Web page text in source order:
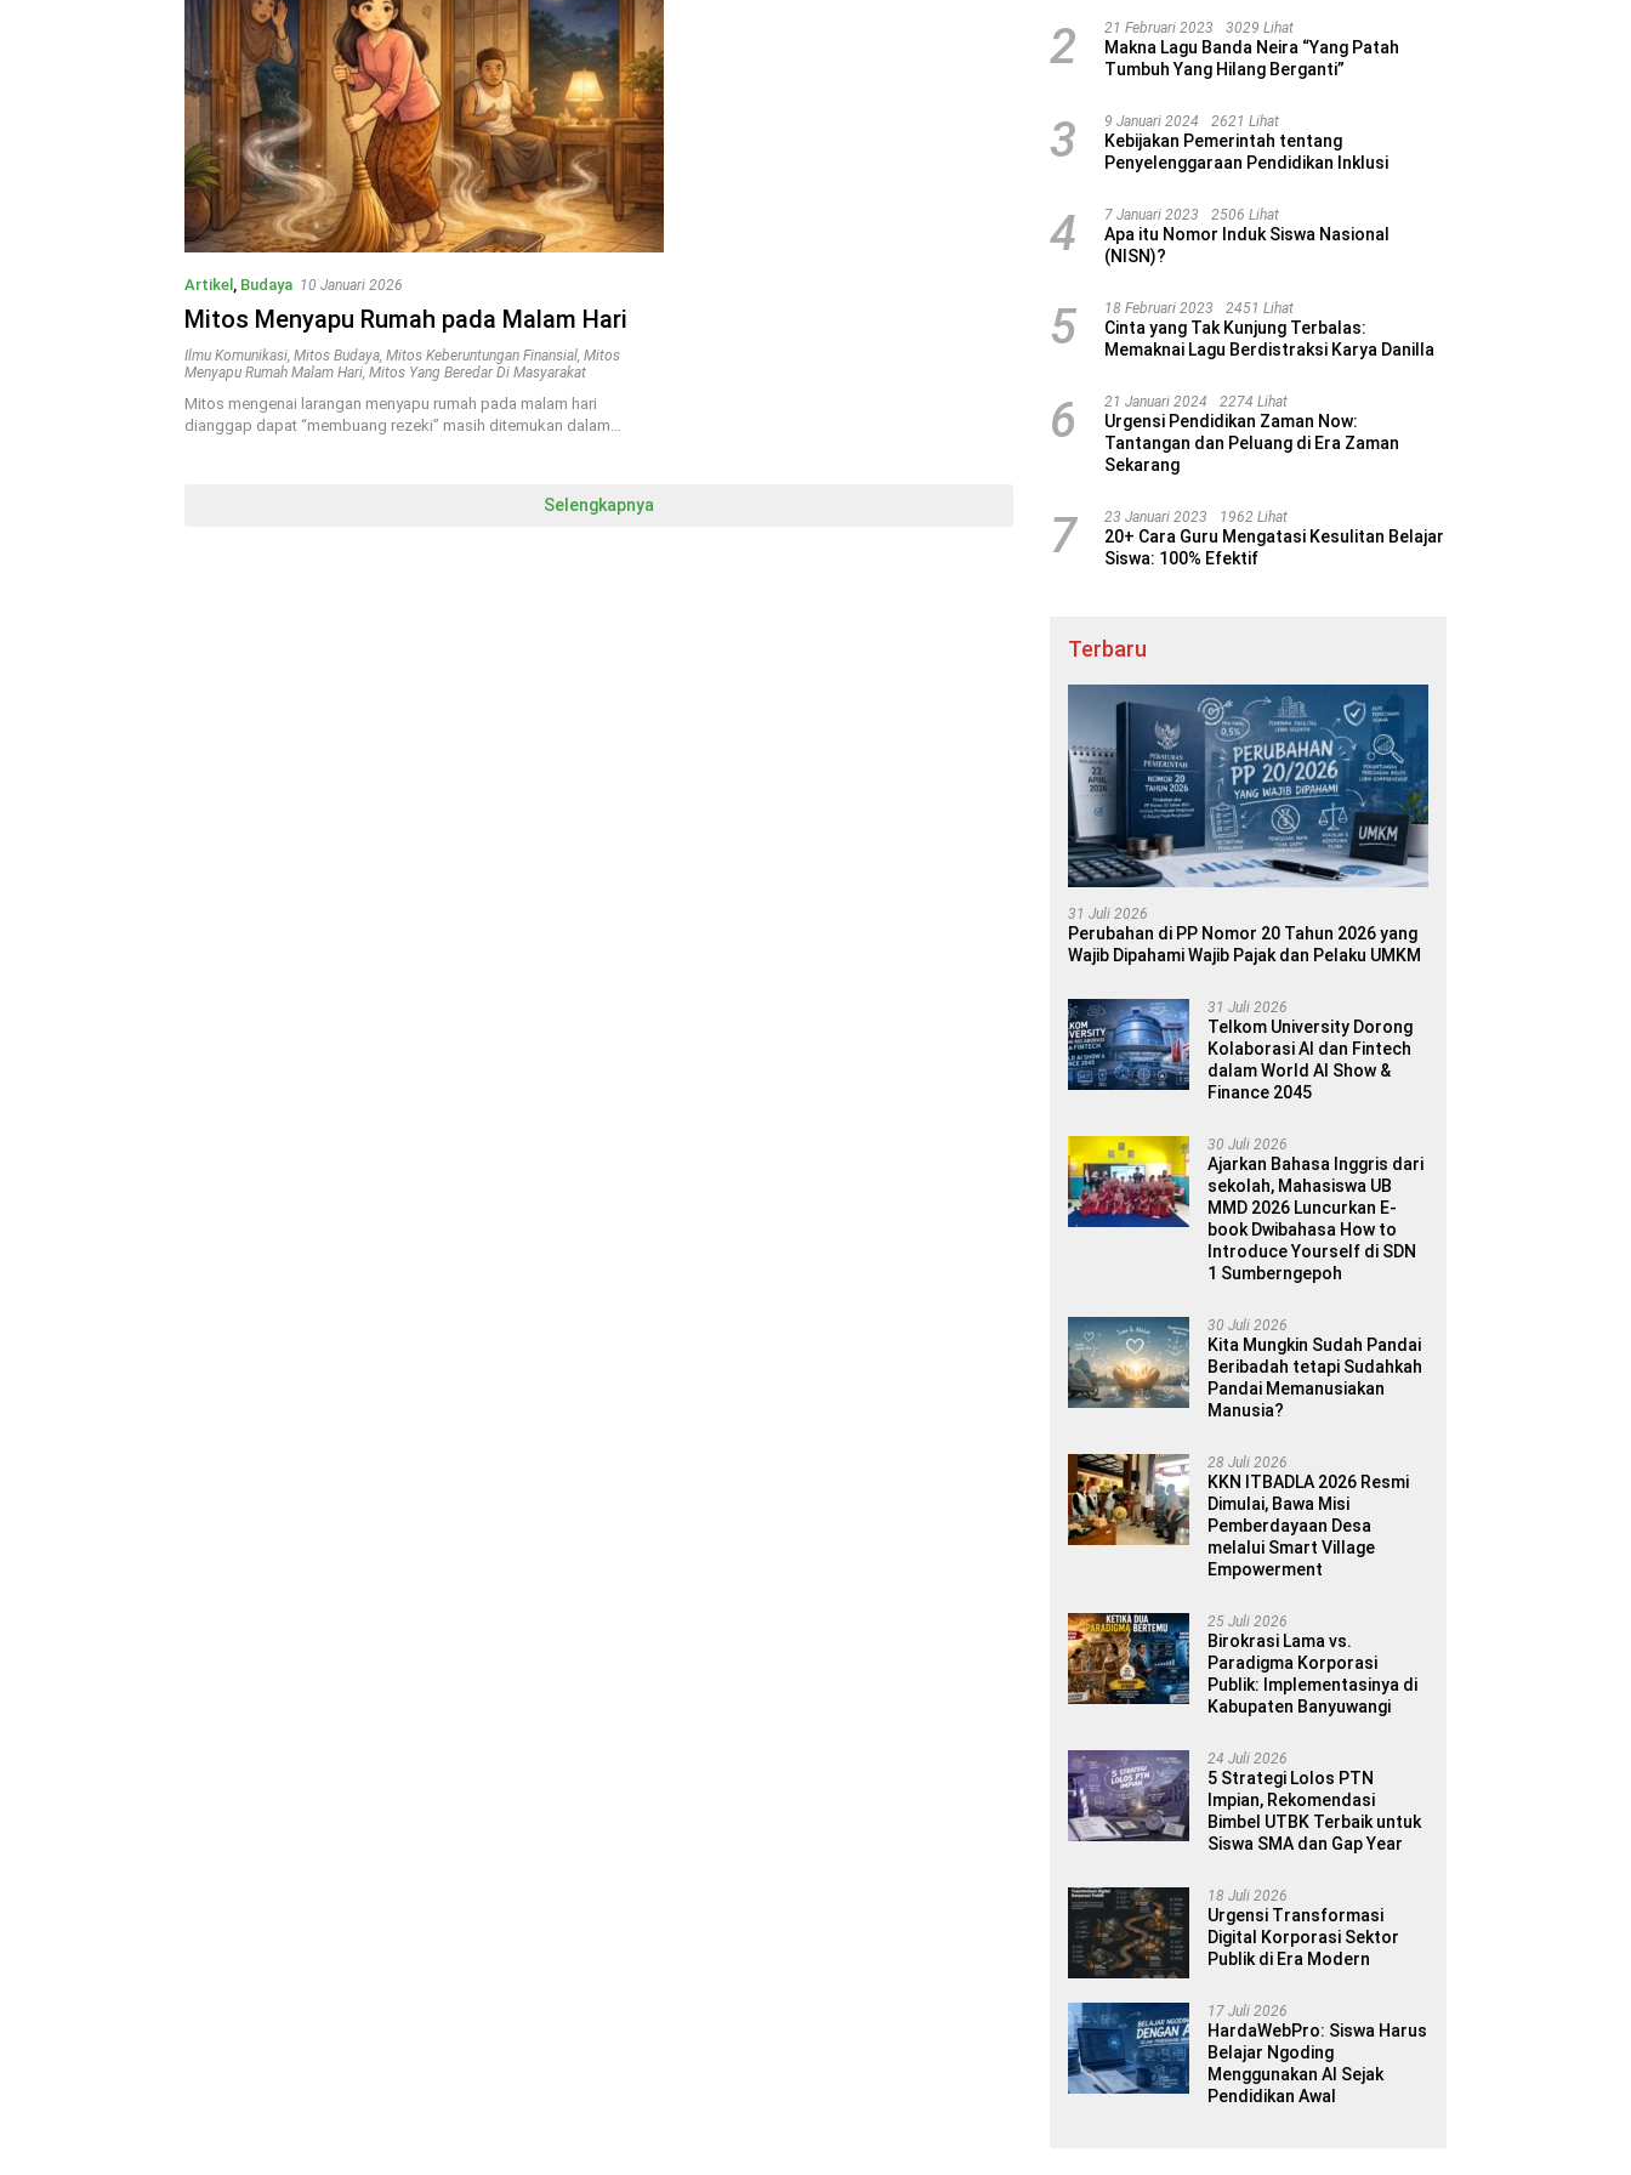
Artikel , Budaya 10 Januari 2026
Mitos Menyapu Rumah pada Malam Hari
Ilmu Komunikasi, Mitos Budaya, Mitos Keberuntungan Finansial, Mitos
Menyapu Rumah Malam Hari, Mitos Yang Beredar Di Masyarakat
Mitos mengenai larangan menyapu rumah pada malam hari
dianggap dapat “membuang rezeki” masih ditemukan dalam…
Selengkapnya
2 21 Februari 2023 3029 Lihat
Makna Lagu Banda Neira “Yang Patah
Tumbuh Yang Hilang Berganti”
3 9 Januari 2024 2621 Lihat
Kebijakan Pemerintah tentang
Penyelenggaraan Pendidikan Inklusi
4 7 Januari 2023 2506 Lihat
Apa itu Nomor Induk Siswa Nasional
(NISN)?
5 18 Februari 2023 2451 Lihat
Cinta yang Tak Kunjung Terbalas:
Memaknai Lagu Berdistraksi Karya Danilla
6 21 Januari 2024 2274 Lihat
Urgensi Pendidikan Zaman Now:
Tantangan dan Peluang di Era Zaman
Sekarang
7 23 Januari 2023 1962 Lihat
20+ Cara Guru Mengatasi Kesulitan Belajar
Siswa: 100% Efektif
Terbaru
31 Juli 2026
Perubahan di PP Nomor 20 Tahun 2026 yang
Wajib Dipahami Wajib Pajak dan Pelaku UMKM
31 Juli 2026
Telkom University Dorong
Kolaborasi AI dan Fintech
dalam World AI Show &
Finance 2045
30 Juli 2026
Ajarkan Bahasa Inggris dari
sekolah, Mahasiswa UB
MMD 2026 Luncurkan E-
book Dwibahasa How to
Introduce Yourself di SDN
1 Sumberngepoh
30 Juli 2026
Kita Mungkin Sudah Pandai
Beribadah tetapi Sudahkah
Pandai Memanusiakan
Manusia?
28 Juli 2026
KKN ITBADLA 2026 Resmi
Dimulai, Bawa Misi
Pemberdayaan Desa
melalui Smart Village
Empowerment
25 Juli 2026
Birokrasi Lama vs.
Paradigma Korporasi
Publik: Implementasinya di
Kabupaten Banyuwangi
24 Juli 2026
5 Strategi Lolos PTN
Impian, Rekomendasi
Bimbel UTBK Terbaik untuk
Siswa SMA dan Gap Year
18 Juli 2026
Urgensi Transformasi
Digital Korporasi Sektor
Publik di Era Modern
17 Juli 2026
HardaWebPro: Siswa Harus
Belajar Ngoding
Menggunakan AI Sejak
Pendidikan Awal